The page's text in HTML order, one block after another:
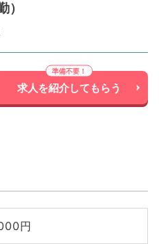
求人を紹介してもらう
円